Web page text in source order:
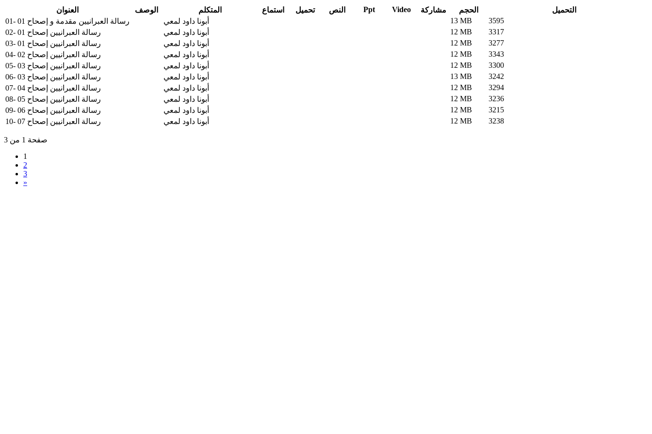
العنوان الوصف المتكلم استماع تحميل النص Ppt Video مشاركة الحجم
التحميل
01- رسالة العبرانيين مقدمة و إصحاح 01
أبونا داود لمعي 13 MB
3595
02- رسالة العبرانيين إصحاح 01
أبونا داود لمعي 12 MB
3317
03- رسالة العبرانيين إصحاح 01
أبونا داود لمعي 12 MB
3277
04- رسالة العبرانيين إصحاح 02
أبونا داود لمعي 12 MB
3343
05- رسالة العبرانيين إصحاح 03
أبونا داود لمعي 12 MB
3300
06- رسالة العبرانيين إصحاح 03
أبونا داود لمعي 13 MB
3242
07- رسالة العبرانيين إصحاح 04
أبونا داود لمعي 12 MB
3294
08- رسالة العبرانيين إصحاح 05
أبونا داود لمعي 12 MB
3236
09- رسالة العبرانيين إصحاح 06
أبونا داود لمعي 12 MB
3215
10- رسالة العبرانيين إصحاح 07
أبونا داود لمعي 12 MB 3238
صفحة 1 من 3
1
2
3
»